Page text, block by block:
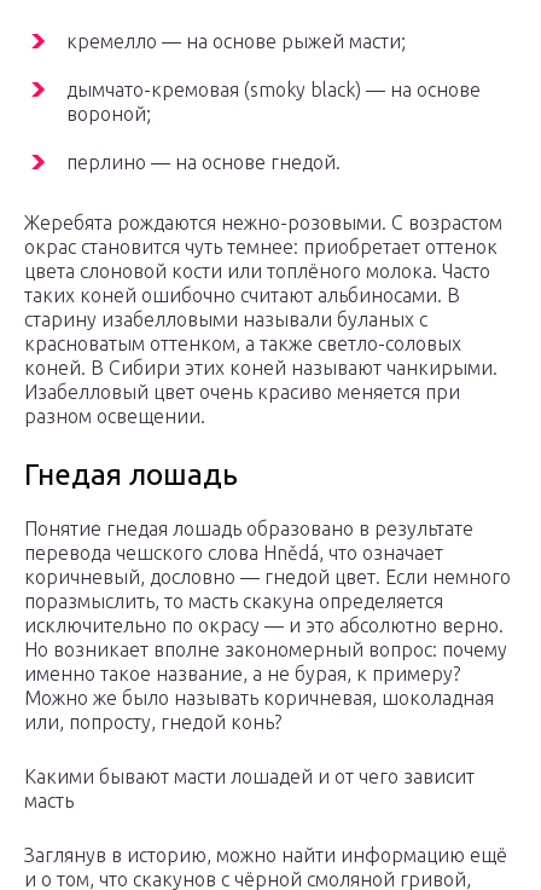
кремелло — на основе рыжей масти;
дымчато-кремовая (smoky black) — на основе
вороной;
перлино — на основе гнедой.
Жеребята рождаются нежно-розовыми. С возрастом
окрас становится чуть темнее: приобретает оттенок
цвета слоновой кости или топлёного молока. Часто
таких коней ошибочно считают альбиносами. В
старину изабелловыми называли буланых с
красноватым оттенком, а также светло-соловых
коней. В Сибири этих коней называют чанкирыми.
Изабелловый цвет очень красиво меняется при
разном освещении.
Гнедая лошадь
Понятие гнедая лошадь образовано в результате
перевода чешского слова Hnědá, что означает
коричневый, дословно — гнедой цвет. Если немного
поразмыслить, то масть скакуна определяется
исключительно по окрасу — и это абсолютно верно.
Но возникает вполне закономерный вопрос: почему
именно такое название, а не бурая, к примеру?
Можно же было называть коричневая, шоколадная
или, попросту, гнедой конь?
Какими бывают масти лошадей и от чего зависит
масть
Заглянув в историю, можно найти информацию ещё
и о том, что скакунов с чёрной смоляной гривой,